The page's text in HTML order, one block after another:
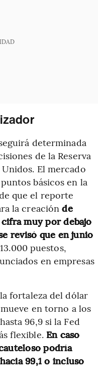
determinada
de la Reserva
El mercado
básicos en la
que el reporte
la creaciónde
muy por debajo
revisó que en junio
puestos,
en empresas
fortaleza del dólar
en torno a los
96,9 si la Fed
flexible. En caso
podría
99,1 o incluso